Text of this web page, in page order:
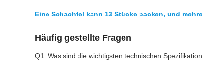
Eine Schachtel kann 13 Stücke packen, und
Häufig gestellte Fragen
Q1. Was sind die wichtigsten technischen